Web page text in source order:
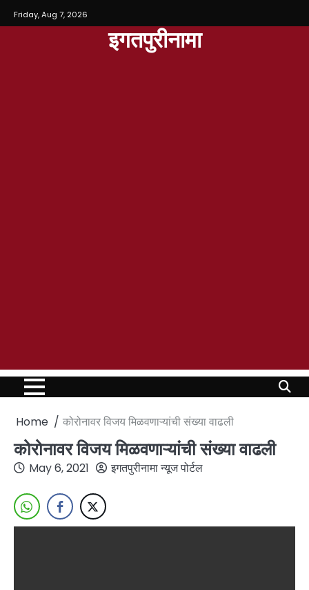
Friday, Aug 7, 2026
इगतपुरीनामा
Home कोरोनावर विजय मिळवणाऱ्यांची संख्या वाढली
कोरोनावर विजय मिळवणाऱ्यांची संख्या वाढली
May 6, 2021 इगतपुरीनामा न्यूज पोर्टल